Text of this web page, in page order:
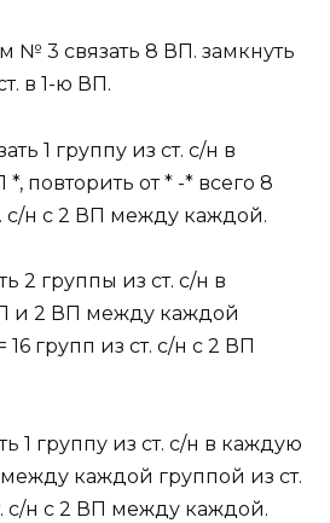
№ 3 связать 8 ВП. замкнуть
в 1-ю ВП.
1 группу из ст. с/н в
повторить от * -* всего 8
с/н с 2 ВП между каждой.
2 группы из ст. с/н в
и 2 ВП между каждой
16 групп из ст. с/н с 2 ВП
1 группу из ст. с/н в каждую
каждой группой из ст.
с/н с 2 ВП между каждой.